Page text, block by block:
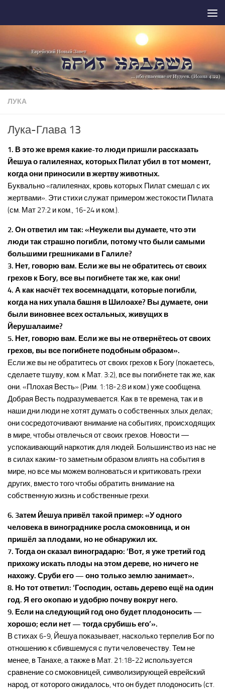
ЛУКА
Лука-Глава 13
1. В это же время какие-то люди пришли рассказать
Йешуа о галилеянах, которых Пилат убил в тот момент,
когда они приносили в жертву животных.
Буквально «галилеянах, кровь которых Пилат смешал с их
жертвами». Эти стихи служат примером жестокости Пилата
(см. Мат 27:2 и ком., 16-24 и ком.).
2. Он ответил им так: «Неужели вы думаете, что эти
люди так страшно погибли, потому что были самыми
большими грешниками в Галиле?
3. Нет, говорю вам. Если же вы не обратитесь от своих
грехов к Богу, все вы погибнете так же, как они!
4. А как насчёт тех восемнадцати, которые погибли,
когда на них упала башня в Шилоахе? Вы думаете, они
были виновнее всех остальных, живущих в
Йерушалаиме?
5. Нет, говорю вам. Если же вы не отвернётесь от своих
грехов, вы все погибнете подобным образом».
Если же вы не обратитесь от своих грехов к Богу (покаетесь,
сделаете тшуву, ком. к Мат. 3:2), все вы погибнете так же, как
они. «Плохая Весть» (Рим. 1:18-2:8 и ком.) уже сообщена.
Добрая Весть подразумевается. Как в те времена, так и в
наши дни люди не хотят думать о собственных злых делах;
они сосредоточивают внимание на событиях, происходящих
в мире, чтобы отвлечься от своих грехов. Новости —
успокаивающий наркотик для людей. Большинство из нас не
в силах каким-то заметным образом влиять на события в
мире, но все мы можем волноваться и критиковать грехи
других, вместо того чтобы обратить внимание на
собственную жизнь и собственные грехи.
6. 3атем Йешуа привёл такой пример: «У одного
человека в винограднике росла смоковница, и он
пришёл за плодами, но не обнаружил их.
7. Тогда он сказал виноградарю: ‘Вот, я уже третий год
прихожу искать плоды на этом дереве, но ничего не
нахожу. Сруби его — оно только землю занимает».
8. Но тот ответил: ‘Господин, оставь дерево ещё на один
год. Я его окопаю и удобрю почву вокруг него.
9. Если на следующий год оно будет плодоносить —
хорошо; если нет — тогда срубишь его’».
В стихах 6-9, Йешуа показывает, насколько терпелив Бог по
отношению к сбившемуся с пути человечеству. Тем не
менее, в Танахе, а также в Мат. 21:18-22 используется
сравнение со смоковницей, символизирующей еврейский
народ, от которого ожидалось, что он будет плодоносить (ст.